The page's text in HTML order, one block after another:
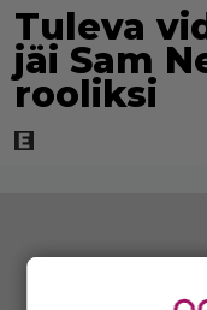
Tuleva
jäi Sam
rooliksi